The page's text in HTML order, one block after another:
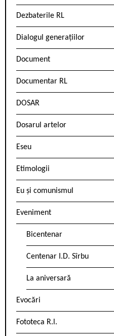
Dezbaterile RL
Dialogul generațiilor
Document
Documentar RL
DOSAR
Dosarul artelor
Eseu
Etimologii
Eu și comunismul
Eveniment
Bicentenar
Centenar I.D. Sîrbu
La aniversară
Evocări
Fototeca R.l.